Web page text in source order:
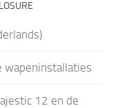
wapeninstallaties
12 en de